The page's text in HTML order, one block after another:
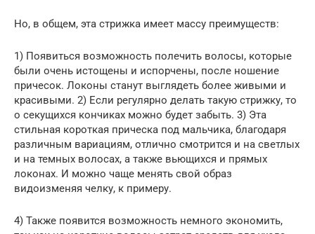
Но, в общем, эта стрижка имеет массу преимуществ:
1) Появиться возможность полечить волосы, которые
были очень истощены и испорчены, после ношение
причесок. Локоны станут выглядеть более живыми и
красивыми. 2) Если регулярно делать такую стрижку, то
о секущихся кончиках можно будет забыть. 3) Эта
стильная короткая прическа под мальчика, благодаря
различным вариациям, отлично смотрится и на светлых
и на темных волосах, а также вьющихся и прямых
локонах. И можно чаще менять свой образ
видоизменяя челку, к примеру.
4) Также появится возможность немного экономить,